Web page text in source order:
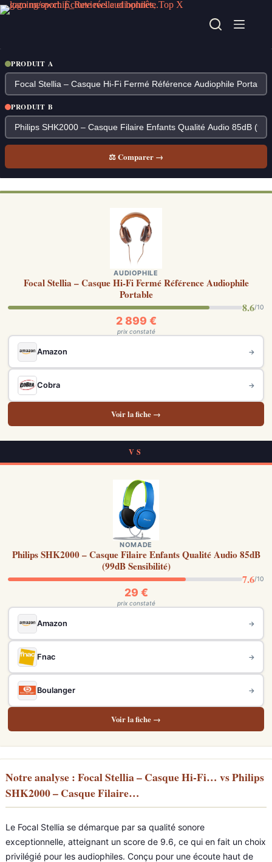
Passer
au
PRODUIT A
PRODUIT B
⚖ Comparer →
AUDIOPHILE
Focal Stellia – Casque Hi-Fi Fermé Référence Audiophile
Portable
8.6/10
2 899 €
prix constaté
Amazon →
Cobra →
Voir la fiche →
VS
NOMADE
Philips SHK2000 – Casque Filaire Enfants Qualité Audio 85dB
(99dB Sensibilité)
7.6/10
29 €
prix constaté
Amazon →
Fnac →
Boulanger →
Voir la fiche →
Notre analyse : Focal Stellia – Casque Hi-Fi… vs Philips
SHK2000 – Casque Filaire…
Le Focal Stellia se démarque par sa qualité sonore
exceptionnelle, atteignant un score de 9.6, ce qui en fait un choix
privilégié pour les audiophiles. Conçu pour une écoute haut de